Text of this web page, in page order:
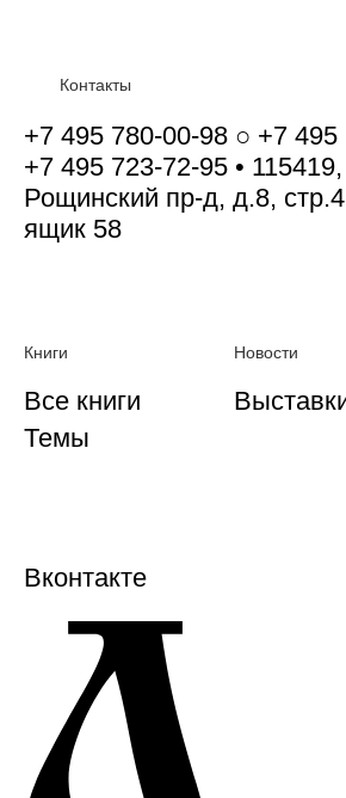
Контакты
+7 495 780-00-98 ○ +7 495
+7 495 723-72-95 •
Рощинский пр-д, д.8,
ящик 58
Книги
Все книги
Темы
Новости
Вконтакте